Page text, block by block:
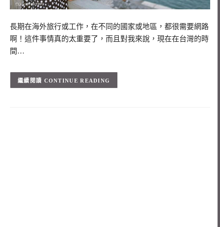
長期在海外旅行或工作，在不同的國家或地區，都很需要網路
啊！這件事情真的太重要了，而且對我來說，現在在台灣的時
間…
CONTINUE READING